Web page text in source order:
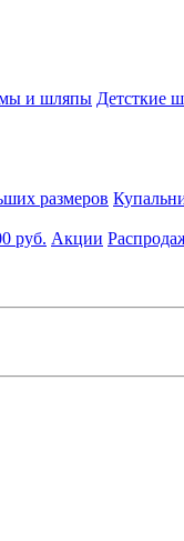
и шляпы Детсткие
размеров
руб. Акции